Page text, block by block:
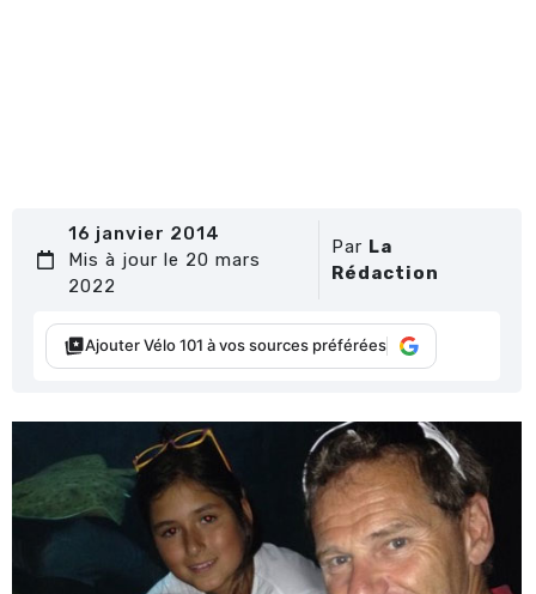
16 janvier 2014
Mis à jour le 20 mars
2022
Par La
Rédaction
Ajouter Vélo 101 à vos sources préférées